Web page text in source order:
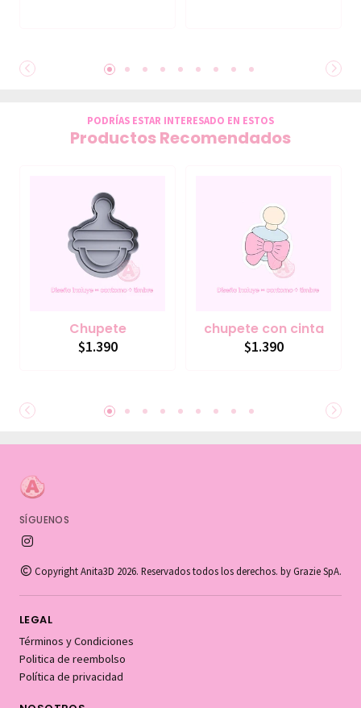
PODRÍAS ESTAR INTERESADO EN ESTOS
Productos Recomendados
Chupete
$1.390
chupete con cinta
$1.390
SÍGUENOS
Copyright Anita3D 2026. Reservados todos los derechos. by Grazie SpA.
LEGAL
Términos y Condiciones
Politica de reembolso
Política de privacidad